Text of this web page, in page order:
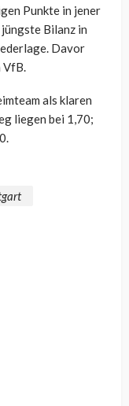
Punkte in jener
Bilanz in
Davor
VfB.
als klaren
liegen bei 1,70;